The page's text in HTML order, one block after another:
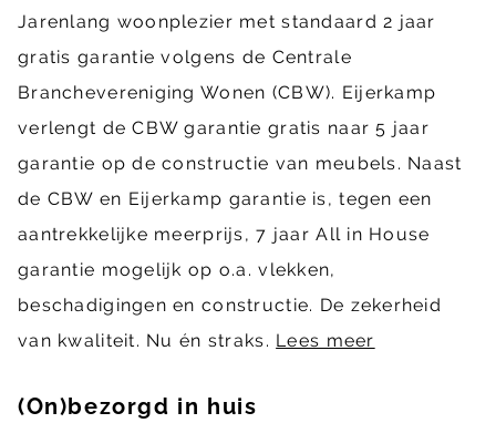
Jarenlang woonplezier met standaard 2 jaar
gratis garantie volgens de Centrale
Branchevereniging Wonen (CBW). Eijerkamp
verlengt de CBW garantie gratis naar 5 jaar
garantie op de constructie van meubels. Naast
de CBW en Eijerkamp garantie is, tegen een
aantrekkelijke meerprijs, 7 jaar All in House
garantie mogelijk op o.a. vlekken,
beschadigingen en constructie. De zekerheid
van kwaliteit. Nu én straks. Lees meer
(On)bezorgd in huis